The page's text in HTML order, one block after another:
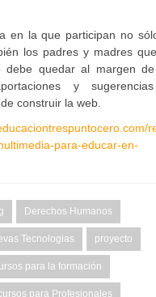
en la que participan no
los padres y madres
debe quedar al margen
y
construir la web.
para-educar-en-
Derechos Humanos
Tecnologias proyecto
para la formación
para Profesionales